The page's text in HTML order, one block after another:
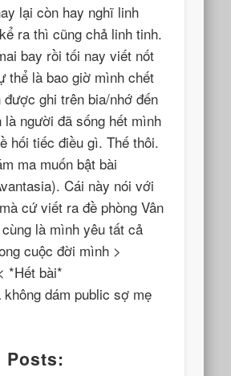
lại còn hay nghĩ linh
ra thì cũng chả linh tinh.
bay rồi tối nay viết nốt
thể là bao giờ mình chết
được ghi trên bia/nhớ đến
người đã sống hết mình
hối tiếc điều gì. Thế thôi.
ma muốn bật bài
Cái này nói với
cứ viết ra đề phòng Vân
là mình yêu tất cả
cuộc đời mình >
*Hết bài*
không dám public sợ mẹ
Posts: